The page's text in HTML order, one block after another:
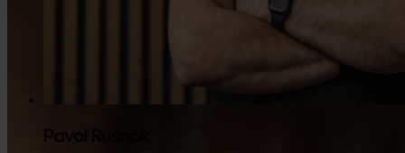
Pavol Rusnák